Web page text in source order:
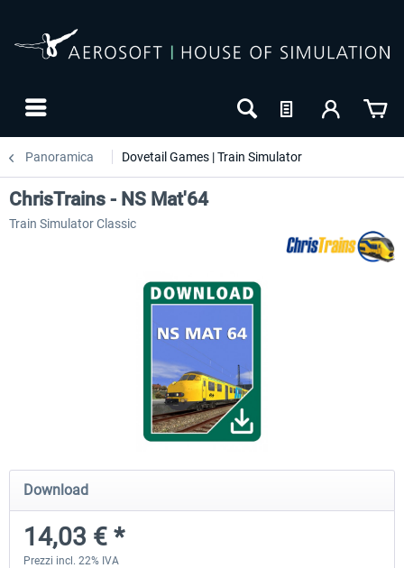
Panoramica Dovetail Games | Train Simulator
RWA Railjet Advanced
40,62 € *
Koeblitzer Mountain Route 3
ChrisTrains - NS Mat'64
Train Simulator Classic
Download
14,03 € *
Prezzi incl. 22% IVA